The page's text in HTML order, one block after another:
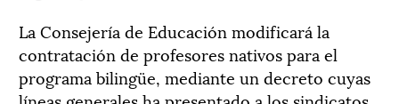
La Consejería de Educación modificará la
contratación de profesores nativos para el
programa bilingüe, mediante un decreto cuyas